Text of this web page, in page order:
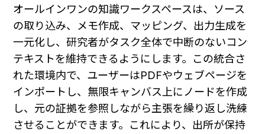
オールインワンの知識ワークスペースは、ソース
の取り込み、メモ作成、マッピング、出力生成を
一元化し、研究者がタスク全体で中断のないコン
テキストを維持できるようにします。この統合さ
れた環境内で、ユーザーはPDFやウェブページを
インポートし、無限キャンバス上にノードを作成
し、元の証拠を参照しながら主張を繰り返し洗練
させることができます。これにより、出所が保持